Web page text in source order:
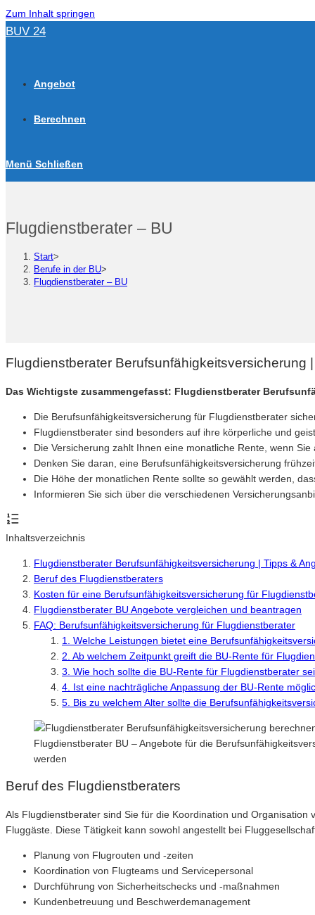
Zum Inhalt springen
BUV 24
Angebot
Berechnen
Menü Schließen
Flugdienstberater – BU
Start>
Berufe in der BU>
Flugdienstberater – BU
Flugdienstberater Berufsunfähigkeitsversicherung
Das Wichtigste zusammengefasst: Flugdienstberater
Die Berufsunfähigkeitsversicherung für Flugdienstberater
Flugdienstberater sind besonders auf ihre körperliche und
Die Versicherung zahlt Ihnen eine monatliche Rente, wenn
Denken Sie daran, eine Berufsunfähigkeitsversicherung
Die Höhe der monatlichen Rente sollte so gewählt werden,
Informieren Sie sich über die verschiedenen
Inhaltsverzeichnis
Flugdienstberater Berufsunfähigkeitsversicherung | Tipps &
Beruf des Flugdienstberaters
Kosten für eine Berufsunfähigkeitsversicherung für
Flugdienstberater BU Angebote vergleichen und beantragen
FAQ: Berufsunfähigkeitsversicherung für Flugdienstberater
1. Welche Leistungen bietet eine
2. Ab welchem Zeitpunkt greift die BU-Rente für
3. Wie hoch sollte die BU-Rente für Flugdienstberater
4. Ist eine nachträgliche Anpassung der BU-Rente
5. Bis zu welchem Alter sollte die
Flugdienstberater BU – Angebote für die
werden
Beruf des Flugdienstberaters
Als Flugdienstberater sind Sie für die Koordination und
Fluggäste. Diese Tätigkeit kann sowohl angestellt bei
Planung von Flugrouten und -zeiten
Koordination von Flugteams und Servicepersonal
Durchführung von Sicherheitschecks und -maßnahmen
Kundenbetreuung und Beschwerdemanagement